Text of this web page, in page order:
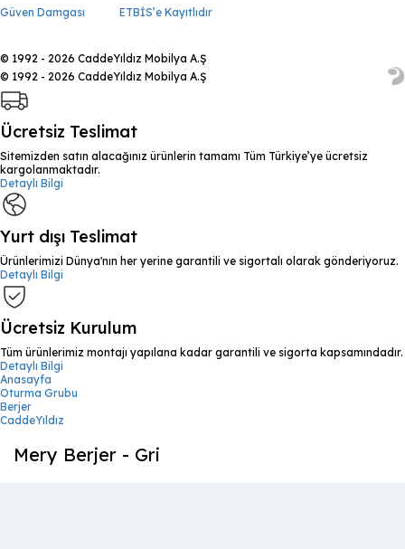
Güven Damgası ETBİS’e Kayıtlıdır
© 1992 - 2026 CaddeYıldız Mobilya A.Ş
© 1992 - 2026 CaddeYıldız Mobilya A.Ş
Ücretsiz Teslimat
Sitemizden satın alacağınız ürünlerin tamamı Tüm Türkiye’ye ücretsiz
kargolanmaktadır.
Detaylı Bilgi
Yurt dışı Teslimat
Ürünlerimizi Dünya'nın her yerine garantili ve sigortalı olarak gönderiyoruz.
Detaylı Bilgi
Ücretsiz Kurulum
Tüm ürünlerimiz montajı yapılana kadar garantili ve sigorta kapsamındadır.
Detaylı Bilgi
Anasayfa
Oturma Grubu
Berjer
CaddeYıldız
Mery Berjer - Gri